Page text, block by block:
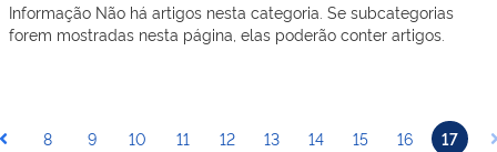
Informação Não há artigos nesta categoria. Se subcategorias
forem mostradas nesta página, elas poderão conter artigos.
8 9 10 11 12 13 14 15 16 17